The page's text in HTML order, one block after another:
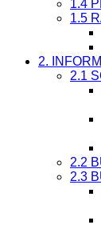
1.4
1.5
2.
2.1
2.2
2.3